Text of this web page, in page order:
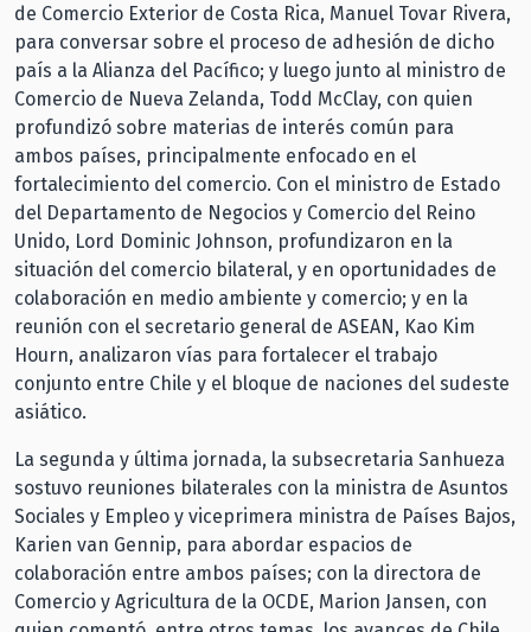
de Comercio Exterior de Costa Rica, Manuel Tovar Rivera,
para conversar sobre el proceso de adhesión de dicho
país a la Alianza del Pacífico; y luego junto al ministro de
Comercio de Nueva Zelanda, Todd McClay, con quien
profundizó sobre materias de interés común para
ambos países, principalmente enfocado en el
fortalecimiento del comercio. Con el ministro de Estado
del Departamento de Negocios y Comercio del Reino
Unido, Lord Dominic Johnson, profundizaron en la
situación del comercio bilateral, y en oportunidades de
colaboración en medio ambiente y comercio; y en la
reunión con el secretario general de ASEAN, Kao Kim
Hourn, analizaron vías para fortalecer el trabajo
conjunto entre Chile y el bloque de naciones del sudeste
asiático.
La segunda y última jornada, la subsecretaria Sanhueza
sostuvo reuniones bilaterales con la ministra de Asuntos
Sociales y Empleo y viceprimera ministra de Países Bajos,
Karien van Gennip, para abordar espacios de
colaboración entre ambos países; con la directora de
Comercio y Agricultura de la OCDE, Marion Jansen, con